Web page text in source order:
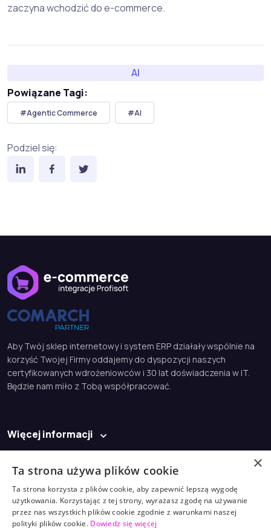
zaczyna wchodzić do e-commerce.
AI
Powiązane Tagi:
#Agentic Commerce #AI
Podziel się:
Aby Twój sklep internetowy i system ERP działały wspólnie na
korzyść Twojej Firmy oddajemy do dyspozycji naszych
certyfikowanych wdrożeniowców i 30 lat doświadczenia w IT.
Będzie nam miło z Tobą współpracować.
Więcej informacji
Kontakt
biuro@profisoft.pl
×
Ta strona używa plików cookie
Ta strona korzysta z plików cookie, aby zapewnić lepszą wygodę
użytkowania. Korzystając z tej strony, wyrażasz zgodę na używanie
przez nas wszystkich plików cookie zgodnie z warunkami naszej
polityki plików cookie. Dowiedz się więcej